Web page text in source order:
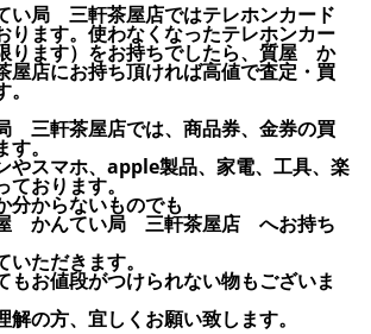
い局 三軒茶屋店ではテレホンカード
ります。使わなくなったテレホンカー
ります）をお持ちでしたら、質屋 か
店にお持ち頂ければ高値で査定・買
三軒茶屋店では、商品券、金券の買
。
やスマホ、apple製品、家電、工具、楽
ております。
分からないものでも
かんてい局 三軒茶屋店 へお持ち
ただきます。
もお値段がつけられない物もございま
解の方、宜しくお願い致します。